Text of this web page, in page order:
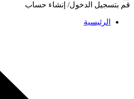
قم بتسجيل الدخول/ إنشاء حساب
الرئيسية